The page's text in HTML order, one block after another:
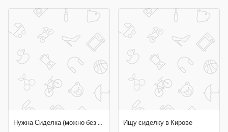
Нужна Сиделка (можно без опыта) Ищу сиделку в Кирове